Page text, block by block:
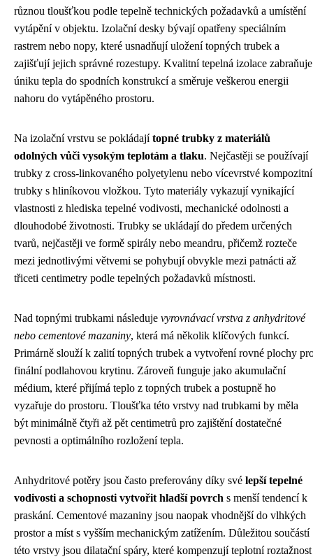
různou tloušťkou podle tepelně technických požadavků a umístění
vytápění v objektu. Izolační desky bývají opatřeny speciálním
rastrem nebo nopy, které usnadňují uložení topných trubek a
zajišťují jejich správné rozestupy. Kvalitní tepelná izolace zabraňuje
úniku tepla do spodních konstrukcí a směruje veškerou energii
nahoru do vytápěného prostoru.
Na izolační vrstvu se pokládajítopné trubky z materiálů
odolných vůči vysokým teplotám a tlaku. Nejčastěji se používají
trubky z cross-linkovaného polyetylenu nebo vícevrstvé kompozitní
trubky s hliníkovou vložkou. Tyto materiály vykazují vynikající
vlastnosti z hlediska tepelné vodivosti, mechanické odolnosti a
dlouhodobé životnosti. Trubky se ukládají do předem určených
tvarů, nejčastěji ve formě spirály nebo meandru, přičemž rozteče
mezi jednotlivými větvemi se pohybují obvykle mezi patnácti až
třiceti centimetry podle tepelných požadavků místnosti.
Nad topnými trubkami následuje vyrovnávací vrstva z anhydritové
nebo cementové mazaniny, která má několik klíčových funkcí.
Primárně slouží k zalití topných trubek a vytvoření rovné plochy
finální podlahovou krytinu. Zároveň funguje jako akumulační
médium, které přijímá teplo z topných trubek a postupně ho
vyzařuje do prostoru. Tloušťka této vrstvy nad trubkami by měla
být minimálně čtyři až pět centimetrů pro zajištění dostatečné
pevnosti a optimálního rozložení tepla.
Anhydritové potěry jsou často preferovány díky své lepší tepelné
vodivosti a schopnosti vytvořit hladší povrch s menší tendencí k
praskání. Cementové mazaniny jsou naopak vhodnější do vlhkých
prostor a míst s vyšším mechanickým zatížením. Důležitou součástí
této vrstvy jsou dilatační spáry, které kompenzují teplotní roztažnost